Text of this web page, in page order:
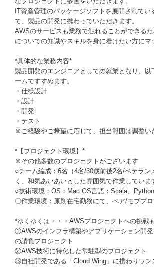
IT資産管理のパッケージソフトを展開されてい
て、製品の開発に携わっていただきます。
AWSのサービスも業務で触れることができる
についての知識やスキルを身に着けたい方にマ
*具体的な業務内容*
製品開発のエンジニアとしての就業となり、以
ームですすめます。
・仕様設計
・設計
・開発
・テスト
※ご経験やご希望に応じて、担当範囲は調整い
*【プロジェクト環境】*
※その他多数のプロジェクトがございます
○チーム編成：6名（4名/30歳前後2名/ベテラン
く、和気あいあいとした雰囲気で作業していま
○技術環境：OS：Mac OS言語：Scala、
〇作業環境：原則在宅勤務にて、ペア/モブプ
*ゆくゆくは・・・AWSプロジェクトへの挑戦
①AWSのインフラ構築やアプリケーション開
の請負プロジェクト
②AWS技術に特化した常駐型のプロジェクト
③自社開発である「Cloud Wing」に携わりワン